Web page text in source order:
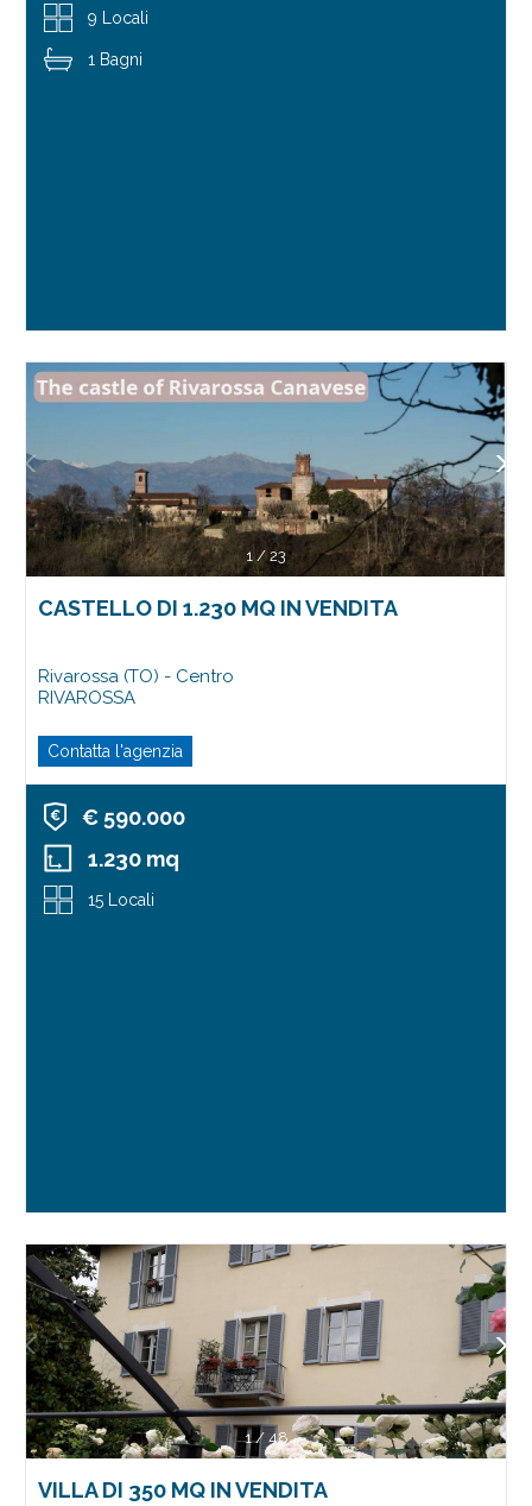
9 Locali
1 Bagni
1/23
CASTELLO DI 1.230 MQ IN VENDITA
Rivarossa (TO) - Centro
RIVAROSSA
Contatta l'agenzia
€ 590.000
1.230 mq
15 Locali
1/ 48
VILLA DI 350 MQ IN VENDITA